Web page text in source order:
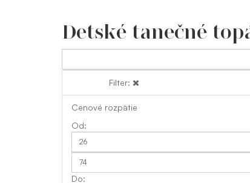
Detské tanečné
Filter:
Cenové rozpätie